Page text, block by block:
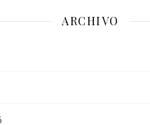
ARCHIVO